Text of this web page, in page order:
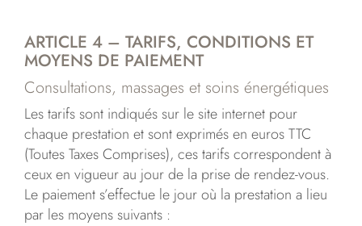
ARTICLE 4 – TARIFS, CONDITIONS ET
MOYENS DE PAIEMENT
Consultations, massages et soins énergétiques
Les tarifs sont indiqués sur le site internet pour
chaque prestation et sont exprimés en euros TTC
(Toutes Taxes Comprises), ces tarifs correspondent à
ceux en vigueur au jour de la prise de rendez-vous.
Le paiement s’effectue le jour où la prestation a lieu
par les moyens suivants :